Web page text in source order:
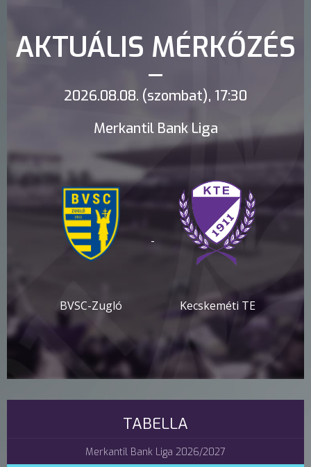
AKTUÁLIS MÉRKŐZÉS
2026.08.08. (szombat), 17:30
Merkantil Bank Liga
BVSC-Zugló
-
Kecskeméti TE
TABELLA
Merkantil Bank Liga 2026/2027